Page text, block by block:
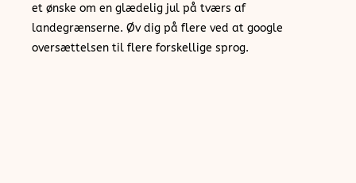
et ønske om en glædelig jul på tværs af
landegrænserne. Øv dig på flere ved at google
oversættelsen til flere forskellige sprog.